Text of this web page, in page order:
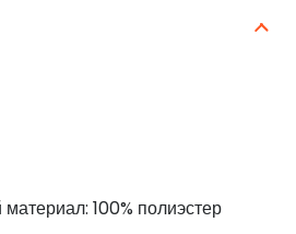
100% полиэстер